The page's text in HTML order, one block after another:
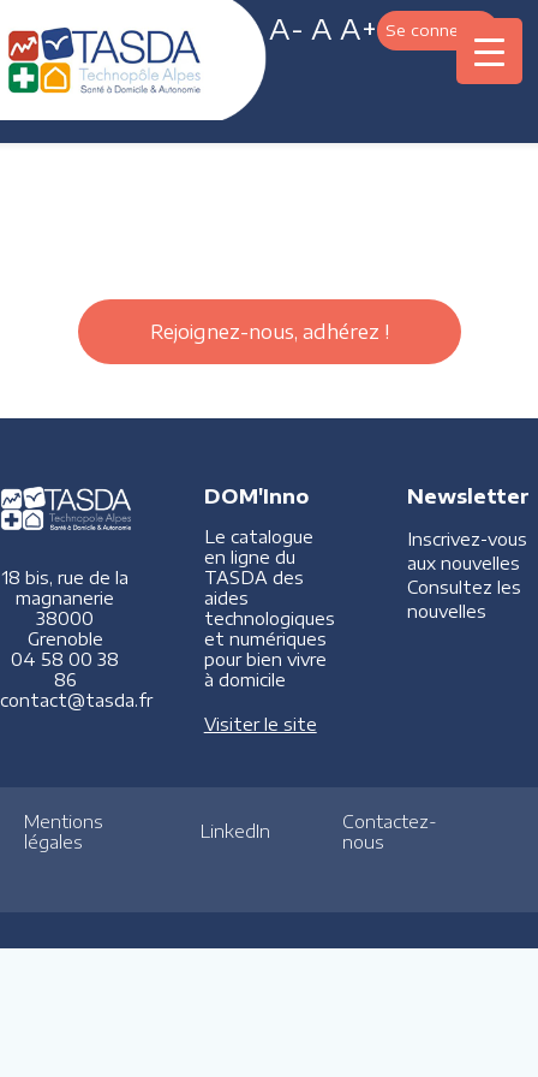
A- A A+ Se connecter
Rejoignez-nous, adhérez !
18 bis, rue de la
magnanerie
38000
Grenoble
04 58 00 38
86
contact@tasda.fr
DOM'Inno
Le catalogue
en ligne du
TASDA des
aides
technologiques
et numériques
pour bien vivre
à domicile
Visiter le site
Newsletter
Inscrivez-vous
aux nouvelles
Consultez les
nouvelles
Mentions
légales
LinkedIn
Contactez-
nous